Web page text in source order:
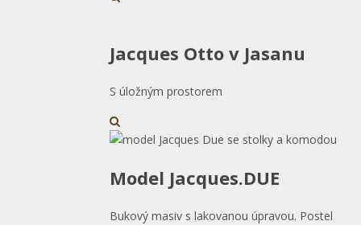
Jacques Otto v Jasanu
S úložným prostorem
Model Jacques.DUE
Bukový masiv s lakovanou úpravou. Postel